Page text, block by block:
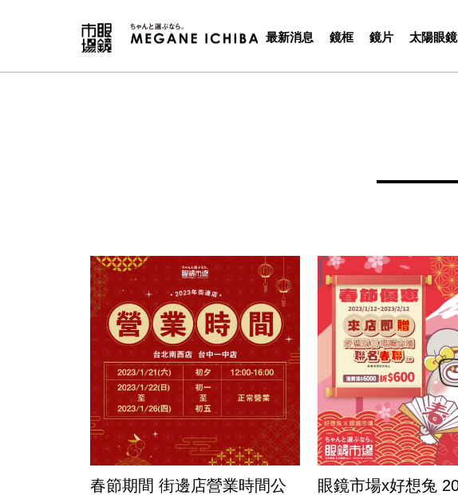
最新消息 鏡框 鏡片 太陽眼鏡
春節期間 街邊店營業時間公
眼鏡市場x好想兔 2023春節優